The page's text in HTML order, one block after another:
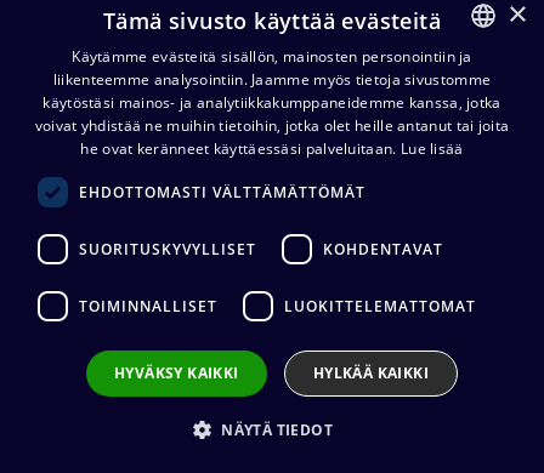
Cordial CFU PC RCA / 6,3 mm
plugi stereokaapeli
14,98
Kaapelin pituus
0,3 m, 0,6 m, 0,9 m, 1,5 m, 3 m, 6 m
Liittimet:2 x RCA (uros) / 2 x 6,3 mm (uros)
Liittimen valmistaja :REAN
Johtimet:2 x 0.22 mm²
: PVC
FINNISH
ENGLISH
×
Tämä sivusto käyttää evästeitä
Käytämme evästeitä sisällön, mainosten personointiin ja
liikenteemme analysointiin. Jaamme myös tietoja sivustomme
käytöstäsi mainos- ja analytiikkakumppaneidemme kanssa, jotka
voivat yhdistää ne muihin tietoihin, jotka olet heille antanut tai joita
he ovat keränneet käyttäessäsi palveluitaan. Lue lisää
EHDOTTOMASTI VÄLTTÄMÄTTÖMÄT
SUORITUSKYVYLLISET KOHDENTAVAT
TOIMINNALLISET LUOKITTELEMATTOMAT
HYVÄKSY KAIKKI HYLKÄÄ KAIKKI
NÄYTÄ TIEDOT